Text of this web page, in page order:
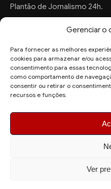
Gerenciar o
Para fornecer as melhores
cookies para armazenar e/ou
consentimento para essas
como comportamento de
consentir ou retirar o
recursos e funções.
Ver
Plantão de Jornalismo 24h.
FALE CONOSCO
Sugestões de Pauta:
© 2026 AquiAgora - Todos os